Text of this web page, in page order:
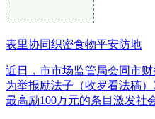
表里协同织密食物平安防地
近日，市市场监管局会同市
为举报励法子（收罗看法稿
最高励100万元的条目激发社